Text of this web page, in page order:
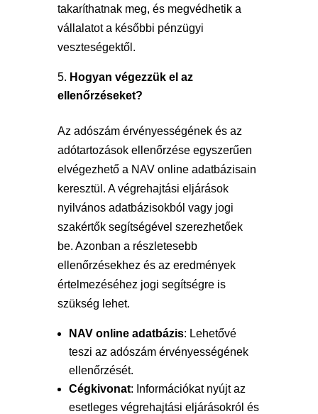
takaríthatnak meg, és megvédhetik a
vállalatot a későbbi pénzügyi
veszteségektől.
Hogyan végezzük el az
ellenőrzéseket?
Az adószám érvényességének és az
adótartozások ellenőrzése egyszerűen
elvégezhető a NAV online adatbázisain
keresztül. A végrehajtási eljárások
nyilvános adatbázisokból vagy jogi
szakértők segítségével szerezhetőek
be. Azonban a részletesebb
ellenőrzésekhez és az eredmények
értelmezéséhez jogi segítségre is
szükség lehet.
NAV online adatbázis: Lehetővé
teszi az adószám érvényességének
ellenőrzését.
Cégkivonat: Információkat nyújt az
esetleges végrehajtási eljárásokról és